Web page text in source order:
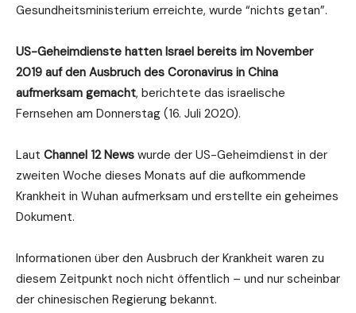
Gesundheitsministerium erreichte, wurde “nichts getan”.
US-Geheimdienste hatten Israel bereits im November
2019 auf den Ausbruch des Coronavirus in China
aufmerksam gemacht, berichtete das israelische
Fernsehen am Donnerstag (16. Juli 2020).
Laut Channel 12 News wurde der US-Geheimdienst in der
zweiten Woche dieses Monats auf die aufkommende
Krankheit in Wuhan aufmerksam und erstellte ein geheimes
Dokument.
Informationen über den Ausbruch der Krankheit waren zu
diesem Zeitpunkt noch nicht öffentlich – und nur scheinbar
der chinesischen Regierung bekannt.